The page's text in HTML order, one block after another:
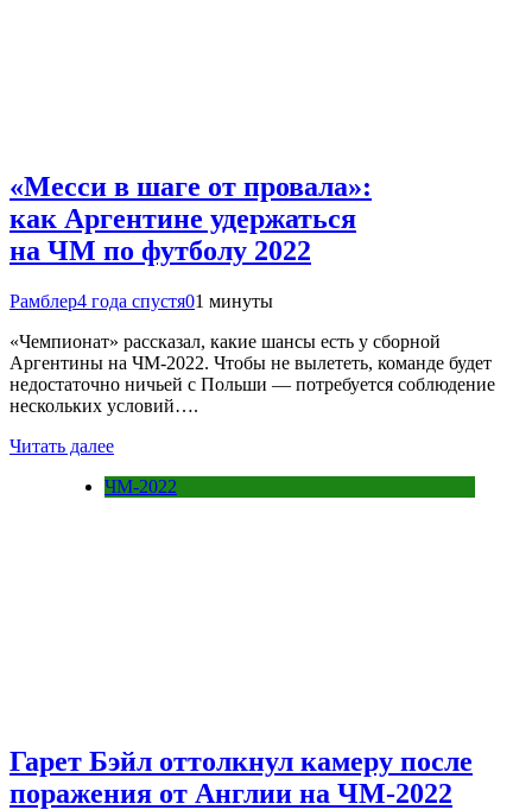
«Месси в шаге от провала»:
как Аргентине удержаться
на ЧМ по футболу 2022
Рамблер4 года спустя01 минуты
«Чемпионат» рассказал, какие шансы есть у сборной
Аргентины на ЧМ-2022. Чтобы не вылететь, команде будет
недостаточно ничьей с Польши — потребуется соблюдение
нескольких условий….
Читать далее
ЧМ-2022
Гарет Бэйл оттолкнул камеру после
поражения от Англии на ЧМ-2022